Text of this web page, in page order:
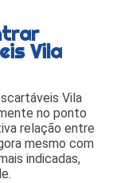
Vila
Vila
no ponto
relação entre
mesmo com
indicadas,